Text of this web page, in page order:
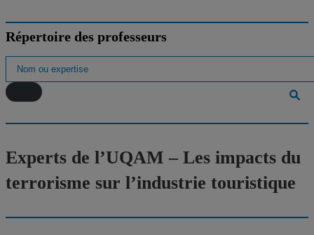
Répertoire des professeurs
Experts de l’UQAM – Les impacts du
terrorisme sur l’industrie touristique